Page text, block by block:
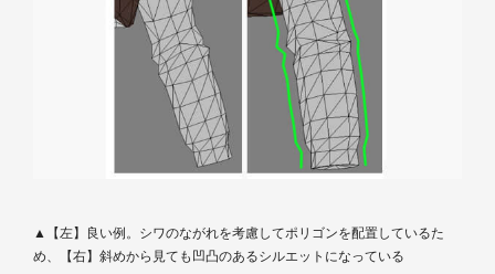
▲【左】良い例。シワのながれを考慮してポリゴンを配置しているた
め、【右】斜めから見ても凹凸のあるシルエットになっている